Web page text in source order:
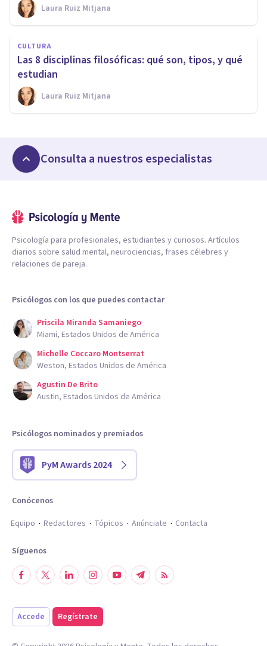
Laura Ruiz Mitjana
CULTURA
Las 8 disciplinas filosóficas: qué son, tipos, y qué
estudian
Laura Ruiz Mitjana
Consulta a nuestros especialistas
Psicología para profesionales, estudiantes y curiosos. Artículos
diarios sobre salud mental, neurociencias, frases célebres y
relaciones de pareja.
Psicólogos con los que puedes contactar
Priscila Miranda Samaniego
Miami, Estados Unidos de América
Michelle Coccaro Montserrat
Weston, Estados Unidos de América
Agustin De Brito
Austin, Estados Unidos de América
Psicólogos nominados y premiados
PyM Awards 2024
Conócenos
Equipo
Redactores Tópicos Anúnciate Contacta
Síguenos
Accede Regístrate